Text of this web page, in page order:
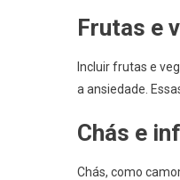
Frutas e
Incluir frutas e
a ansiedade.
Chás e
Chás, como